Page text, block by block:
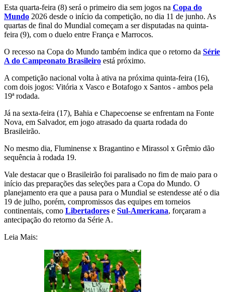
Esta quarta-feira (8) será o primeiro dia sem jogos na Copa do
Mundo 2026 desde o início da competição, no dia 11 de junho. As
quartas de final do Mundial começam a ser disputadas na quinta-
feira (9), com o duelo entre França e Marrocos.
O recesso na Copa do Mundo também indica que o retorno da Série
A do Campeonato Brasileiro está próximo.
A competição nacional volta à ativa na próxima quinta-feira (16),
com dois jogos: Vitória x Vasco e Botafogo x Santos - ambos pela
19ª rodada.
Já na sexta-feira (17), Bahia e Chapecoense se enfrentam na Fonte
Nova, em Salvador, em jogo atrasado da quarta rodada do
Brasileirão.
No mesmo dia, Fluminense x Bragantino e Mirassol x Grêmio dão
sequência à rodada 19.
Vale destacar que o Brasileirão foi paralisado no fim de maio para o
início das preparações das seleções para a Copa do Mundo. O
planejamento era que a pausa para o Mundial se estendesse até o dia
19 de julho, porém, compromissos das equipes em torneios
continentais, como Libertadores e Sul-Americana, forçaram a
antecipação do retorno da Série A.
Leia Mais: